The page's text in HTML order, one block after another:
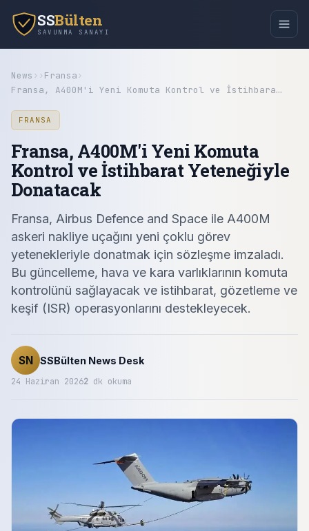
SSBülten
SAVUNMA SANAYI
News › › Fransa›
Fransa, A400M'i Yeni Komuta Kontrol ve İstihbara…
FRANSA
Fransa, A400M'i Yeni Komuta
Kontrol ve İstihbarat Yeteneğiyle
Donatacak
Fransa, Airbus Defence and Space ile A400M
askeri nakliye uçağını yeni çoklu görev
yetenekleriyle donatmak için sözleşme imzaladı.
Bu güncelleme, hava ve kara varlıklarının komuta
kontrolünü sağlayacak ve istihbarat, gözetleme ve
keşif (ISR) operasyonlarını destekleyecek.
SN SSBülten News Desk
24 Haziran 20262 dk okuma